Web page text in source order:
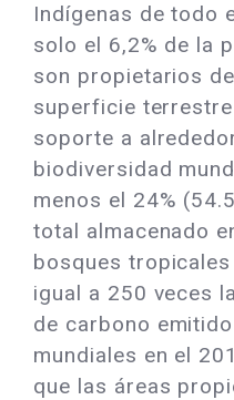
Indígenas de todo
solo el 6,2% de la
son propietarios
superficie
soporte a
biodiversidad
menos el 24%
total almacenado
bosques
igual a 250 veces
de carbono
mundiales en el
que las áreas